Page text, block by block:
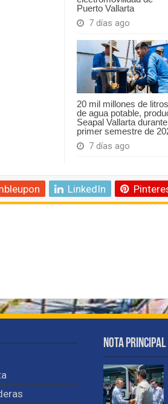
Puerto Vallarta
7 días ago
20 mil millones de litros
de agua potable,
Seapal Vallarta
primer semestre de
7 días ago
LinkedIn
Nota Principal